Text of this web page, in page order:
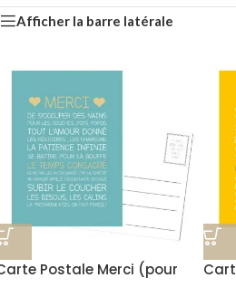
Afficher la barre latérale
Postale Merci (pour